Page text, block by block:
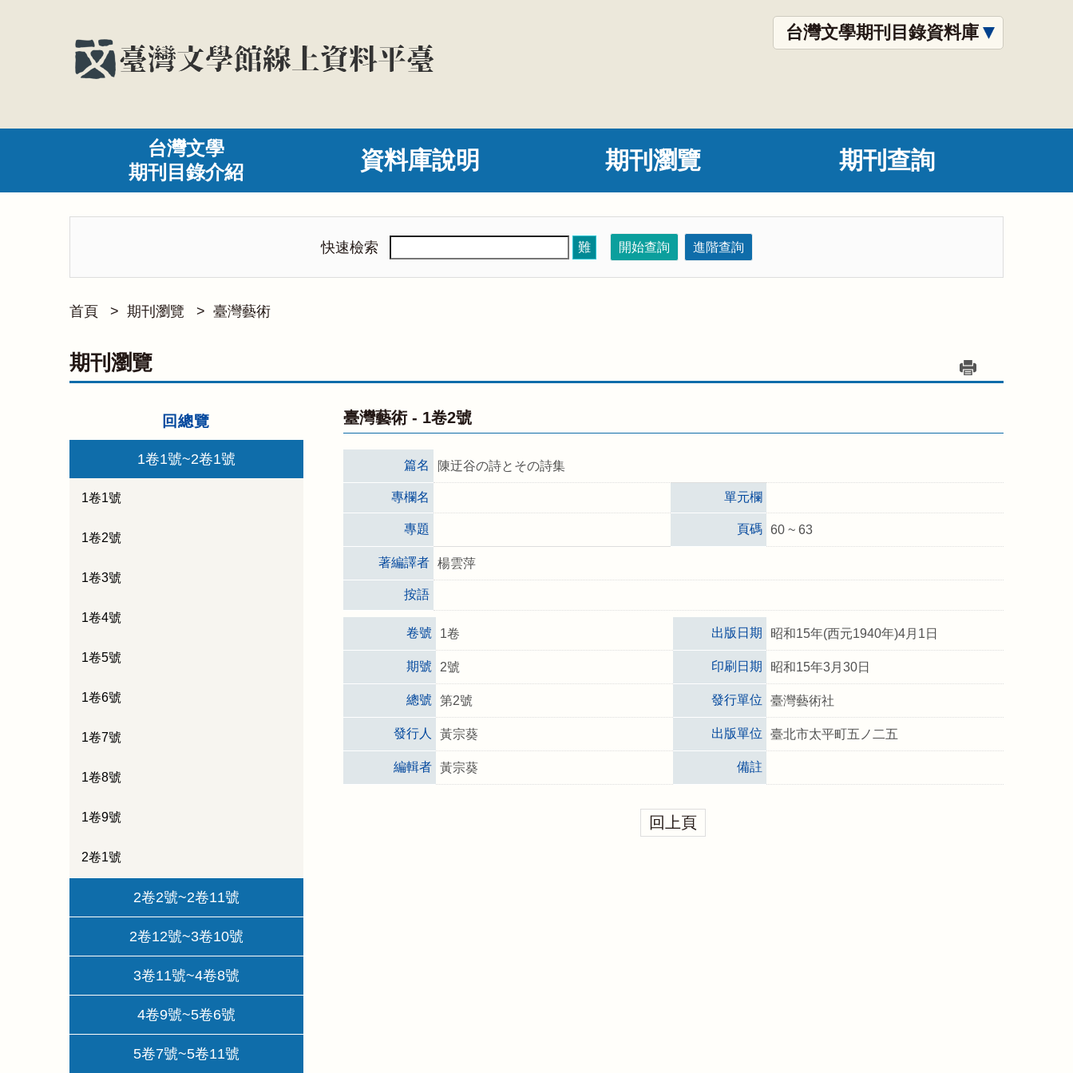
台灣文學期刊目錄資料庫
台灣文學
期刊目錄介紹
資料庫說明 期刊瀏覽 期刊查詢
快速檢索 難 開始查詢 進階查詢
首頁 > 期刊瀏覽 > 臺灣藝術
期刊瀏覽
回總覽
1卷1號~2卷1號
1卷1號
1卷2號
1卷3號
1卷4號
1卷5號
1卷6號
1卷7號
1卷8號
1卷9號
2卷1號
2卷2號~2卷11號
2卷12號~3卷10號
3卷11號~4卷8號
4卷9號~5卷6號
5卷7號~5卷11號
臺灣藝術 - 1卷2號
篇名 陳迂谷の詩とその詩集
專欄名 單元欄
專題 頁碼 60 ~ 63
著編譯者 楊雲萍
按語
卷號 1卷 出版日期 昭和15年(西元1940年)4月1日
期號 2號 印刷日期 昭和15年3月30日
總號 第2號 發行單位 臺灣藝術社
發行人 黃宗葵 出版單位 臺北市太平町五ノ二五
編輯者 黃宗葵 備註
回上頁